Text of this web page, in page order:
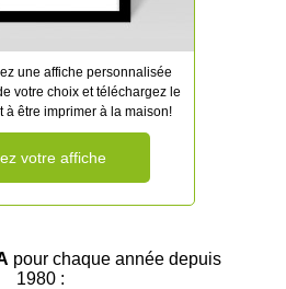
une affiche personnalisée
votre choix et téléchargez le
à être imprimer à la maison!
votre affiche
pour chaque année depuis
1980 :